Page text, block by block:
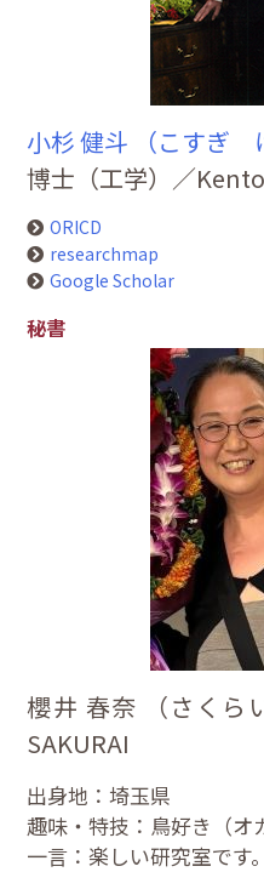
小杉 健斗 （こすぎ
博士（工学）／
ORICD
researchmap
Google Scholar
秘書
櫻井 春奈 （さく
SAKURAI
出身地：埼玉県
趣味・特技：鳥好き（オ
一言：楽しい研究室です